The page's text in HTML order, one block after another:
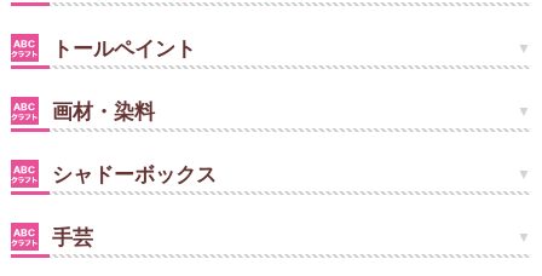
トールペイント
画材・染料
シャドーボックス
手芸